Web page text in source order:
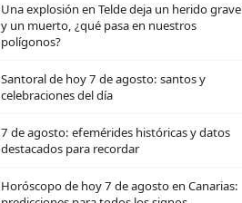
Una explosión en Telde deja un herido grave
y un muerto, ¿qué pasa en nuestros
polígonos?
Santoral de hoy 7 de agosto: santos y
celebraciones del día
7 de agosto: efemérides históricas y datos
destacados para recordar
Horóscopo de hoy 7 de agosto en Canarias: